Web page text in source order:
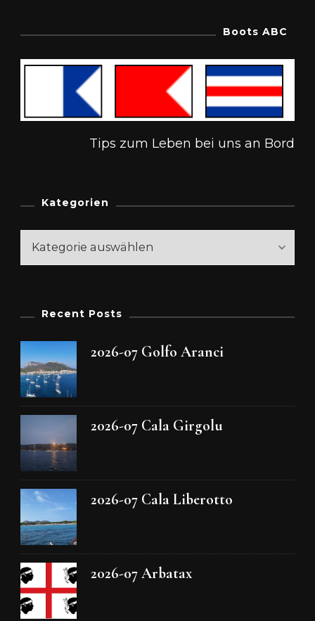
Boots ABC
Tips zum Leben bei uns an Bord
Kategorien
Kategorien
Recent Posts
2026-07 Golfo Aranci
2026-07 Cala Girgolu
2026-07 Cala Liberotto
2026-07 Arbatax